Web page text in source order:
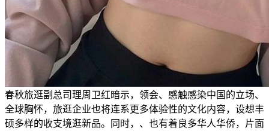
春秋旅逛副总司理周卫红暗示，领会、感触感染中国的立场、
全球胸怀，旅逛企业也将连系更多体验性的文化内容，设想丰
硕多样的收支境逛新品。同时，、也有着良多华人华侨，片面